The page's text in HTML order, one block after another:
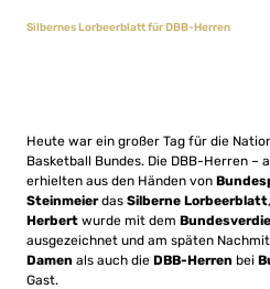
Silbernes Lorbeerblatt für DBB-Herren
Heute war ein großer Tag für die
Basketball Bundes. Die DBB-Herren –
erhielten aus den Händen von
Steinmeierdas Silberne Lorbeerblatt
Herbert wurde mit dem
ausgezeichnet und am späten
Damen als auch die DBB-Herren bei
Gast.